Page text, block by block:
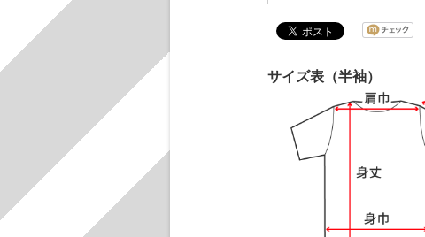
サイズ表（半袖）